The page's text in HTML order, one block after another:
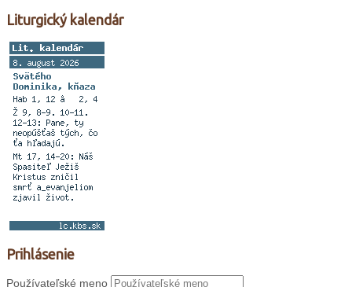
Liturgický kalendár
Prihlásenie
Používateľské meno